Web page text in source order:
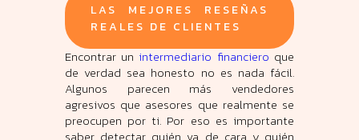
LAS MEJORES RESEÑAS
REALES DE CLIENTES
Encontrar un intermediario financiero que
de verdad sea honesto no es nada fácil.
Algunos parecen más vendedores
agresivos que asesores que realmente se
preocupen por ti. Por eso es importante